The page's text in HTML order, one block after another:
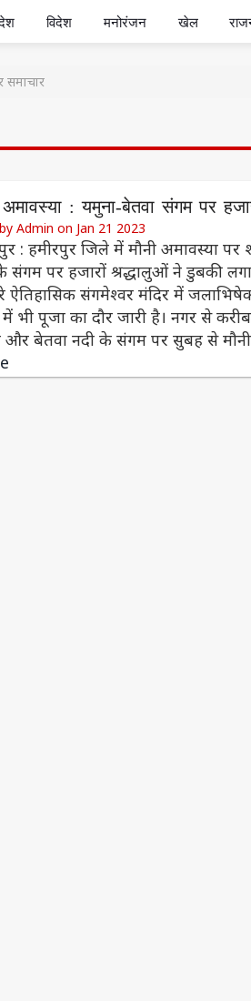
विदेश मनोरंजन खेल
समाचार
अमावस्या : यमुना-बेतवा संगम पर
Admin on Jan 21 2023
: हमीरपुर जिले में मौनी अमावस्या
संगम पर हजारों श्रद्धालुओं ने डुबकी
ऐतिहासिक संगमेश्वर मंदिर में
में भी पूजा का दौर जारी है। नगर से
और बेतवा नदी के संगम पर सुबह से